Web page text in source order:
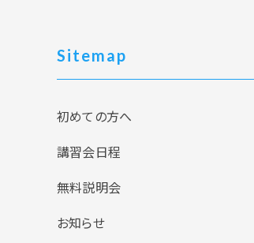
Sitemap
初めての方へ
講習会日程
無料説明会
お知らせ